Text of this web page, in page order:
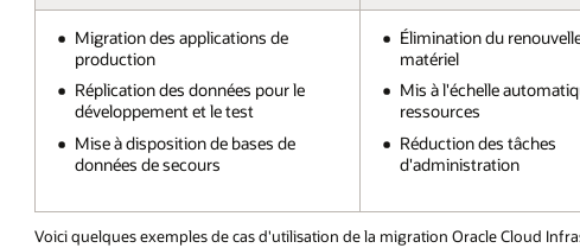
Migration des applications de
production
Réplication des données pour le
développement et le test
Mise à disposition de bases de
données de secours
Élimination du
matériel
Mis à l'échelle
ressources
Réduction des tâches
d'administration
Voici quelques exemples de cas d'utilisation de la migration Oracle Cloud